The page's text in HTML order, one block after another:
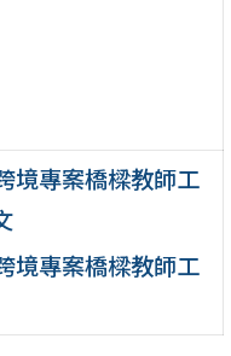
境專案橋樑教師工
境專案橋樑教師工